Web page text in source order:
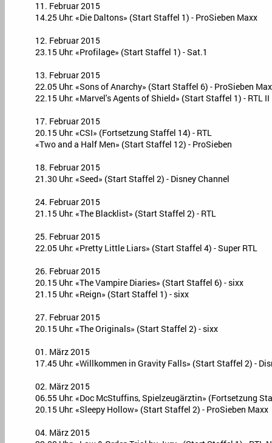
11. Februar 2015
14.25 Uhr: «Die Daltons» (Start Staffel 1) - ProSieben Maxx
12. Februar 2015
23.15 Uhr: «Profilage» (Start Staffel 1) - Sat.1
13. Februar 2015
22.05 Uhr: «Sons of Anarchy» (Start Staffel 6) - ProSieben
22.15 Uhr: «Marvel's Agents of Shield» (Start Staffel 1) - RTL II
17. Februar 2015
20.15 Uhr: «CSI» (Fortsetzung Staffel 14) - RTL
«Two and a Half Men» (Start Staffel 12) - ProSieben
18. Februar 2015
21.30 Uhr: «Seed» (Start Staffel 2) - Disney Channel
24. Februar 2015
21.15 Uhr: «The Blacklist» (Start Staffel 2) - RTL
25. Februar 2015
22.05 Uhr: «Pretty Little Liars» (Start Staffel 4) - Super RTL
26. Februar 2015
20.15 Uhr: «The Vampire Diaries» (Start Staffel 6) - sixx
21.15 Uhr: «Reign» (Start Staffel 1) - sixx
27. Februar 2015
20.15 Uhr: «The Originals» (Start Staffel 2) - sixx
01. März 2015
17.45 Uhr: «Willkommen in Gravity Falls» (Start Staffel 2) -
02. März 2015
06.55 Uhr: «Doc McStuffins, Spielzeugärztin» (Fortsetzung
20.15 Uhr: «Sleepy Hollow» (Start Staffel 2) - ProSieben Maxx
04. März 2015